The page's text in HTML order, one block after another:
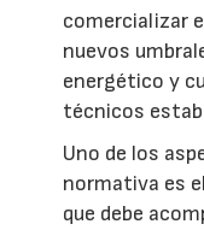
comercializar
nuevos
energético y
técnicos
Uno de los
normativa es
que debe